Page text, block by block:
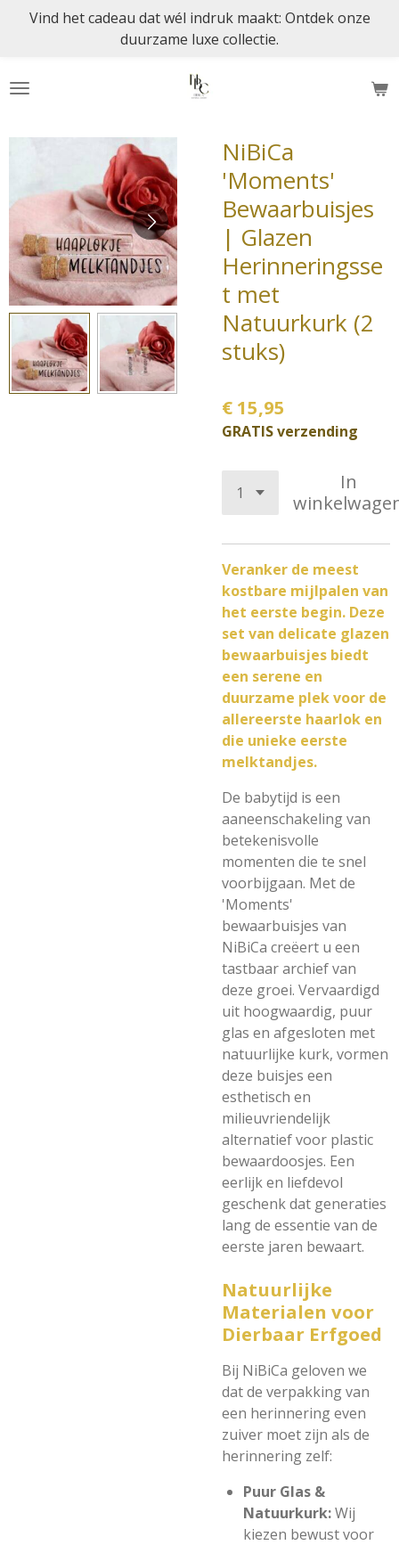
de
Vind het cadeau dat wél indruk maakt: Ontdek onze
duurzame luxe collectie.
NiBiCa
'Moments'
Bewaarbuisjes
| Glazen
Herinneringsse
t met
Natuurkurk (2
stuks)
€ 15,95
GRATIS verzending
In
Veranker de meest
kostbare mijlpalen van
het eerste begin. Deze
set van delicate glazen
bewaarbuisjes biedt
een serene en
duurzame plek voor de
allereerste haarlok en
die unieke eerste
melktandjes.
De babytijd is een
aaneenschakeling van
betekenisvolle
momenten die te snel
voorbijgaan. Met de
'Moments'
bewaarbuisjes van
NiBiCa creëert u een
tastbaar archief van
deze groei. Vervaardigd
uit hoogwaardig, puur
glas en afgesloten met
natuurlijke kurk, vormen
deze buisjes een
esthetisch en
milieuvriendelijk
alternatief voor plastic
bewaardoosjes. Een
eerlijk en liefdevol
geschenk dat generaties
lang de essentie van de
eerste jaren bewaart.
Natuurlijke
Materialen voor
Dierbaar Erfgoed
Bij NiBiCa geloven we
dat de verpakking van
een herinnering even
zuiver moet zijn als de
herinnering zelf:
Puur Glas &
Natuurkurk:Wij
kiezen bewust voor